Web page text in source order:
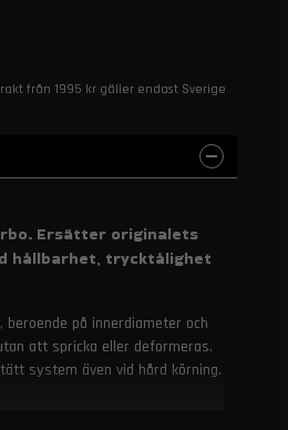
från 1995 kr gäller endast Sverige
Ersätter originalets
hållbarhet, trycktålighet
på innerdiameter och
att spricka eller deformeras.
system även vid hård körning.